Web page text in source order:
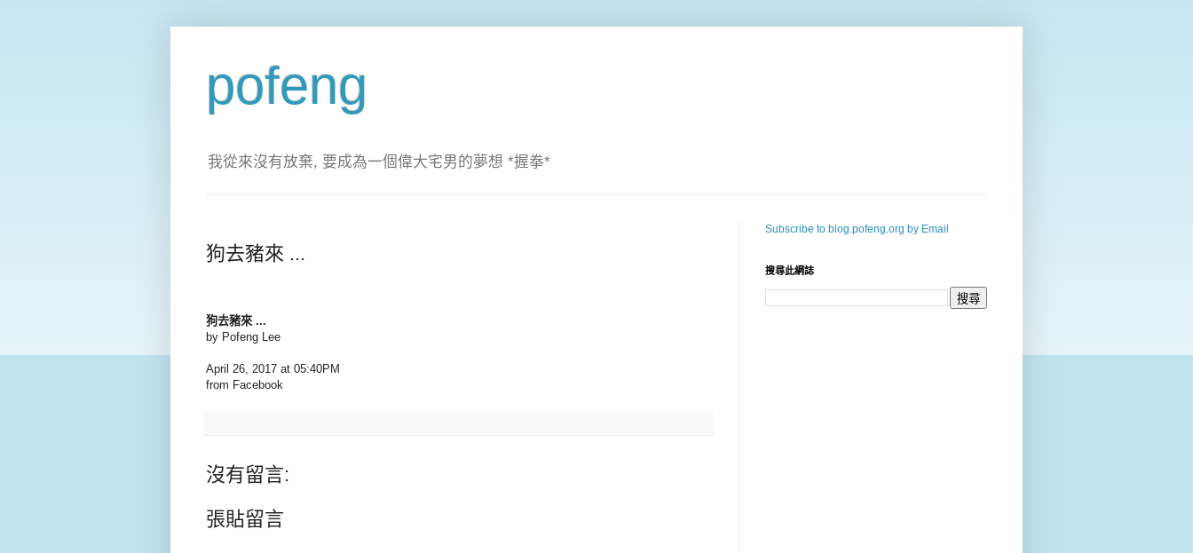
pofeng
我從來沒有放棄, 要成為一個偉大宅男的夢想 *握拳*
狗去豬來 ...
狗去豬來 ...
by Pofeng Lee
April 26, 2017 at 05:40PM
from Facebook
沒有留言:
張貼留言
Subscribe to blog.pofeng.org by Email
搜尋此網誌